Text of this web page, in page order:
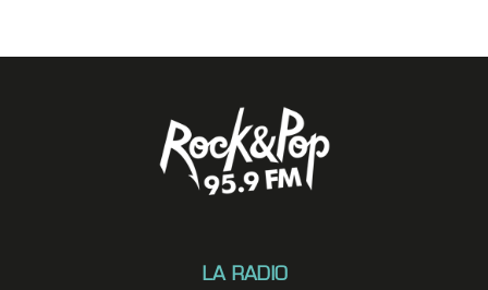
LA RADIO